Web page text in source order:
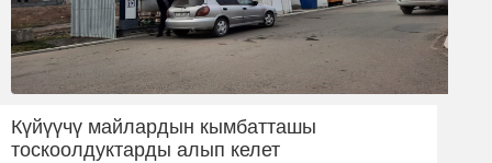
Күйүүчү майлардын кымбатташы
тоскоолдуктарды алып келет